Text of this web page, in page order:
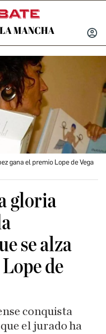
INICIAR
gana el premio Lope de Vega
gloria
se alza
de
conquista
el jurado ha